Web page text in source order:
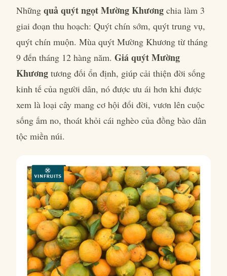
Những quả quýt ngọt Mường Khương chia làm 3
giai đoạn thu hoạch: Quýt chín sớm, quýt trung vụ,
quýt chín muộn. Mùa quýt Mường Khương từ tháng
9 đến tháng 12 hàng năm. Giá quýt Mường
Khương tương đối ổn định, giúp cải thiện đời sống
kinh tế của người dân, nó được ưu ái hơn khi được
xem là loại cây mang cơ hội đổi đời, vươn lên cuộc
sống ấm no, thoát khỏi cái nghèo của đồng bào dân
tộc miền núi.